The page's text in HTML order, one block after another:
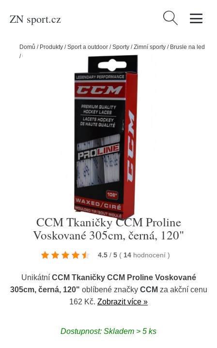
ZN sport.cz Vyhledávání
Domů / Produkty /Sport a outdoor /Sporty /Zimní sporty / Brusle na led
/CCM Tkaničky CCM Proline Voskované 305cm, černá, 120"
CCM Tkaničky CCM Proline
Voskované 305cm, černá, 120"
4.5 / 5 ( 14 hodnocení )
Unikátní CCM Tkaničky CCM Proline Voskované
305cm, černá, 120" oblíbené značky CCM za akční cenu
162 Kč. Zobrazit více »
Dostupnost: Skladem > 5 ks